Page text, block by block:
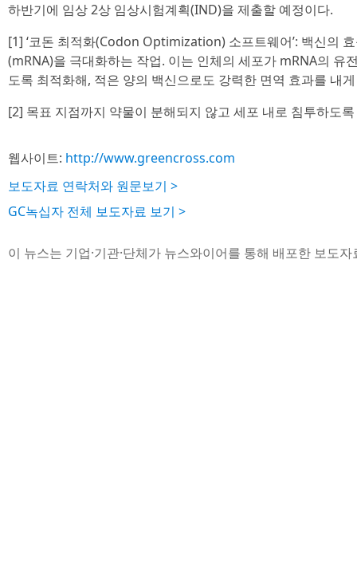
하반기에 임상 2상 임상시험계획(IND)을 제출할 예정이다.
[1] ‘코돈 최적화(Codon Optimization) 소프트웨어’: 백신의
(mRNA)을 극대화하는 작업. 이는 인체의 세포가 mRNA의 유
도록 최적화해, 적은 양의 백신으로도 강력한 면역 효과를 내
[2] 목표 지점까지 약물이 분해되지 않고 세포 내로 침투하도
웹사이트: http://www.greencross.com
보도자료 연락처와 원문보기 >
GC녹십자 전체 보도자료 보기 >
이 뉴스는 기업·기관·단체가 뉴스와이어를 통해 배포한 보도